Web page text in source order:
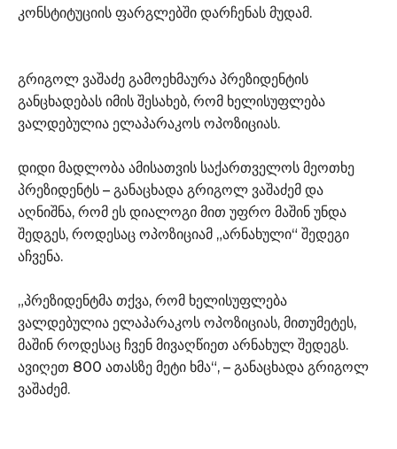
კონსტიტუციის ფარგლებში დარჩენას მუდამ.
გრიგოლ ვაშაძე გამოეხმაურა პრეზიდენტის
განცხადებას იმის შესახებ, რომ ხელისუფლება
ვალდებულია ელაპარაკოს ოპოზიციას.
დიდი მადლობა ამისათვის საქართველოს მეოთხე
პრეზიდენტს – განაცხადა გრიგოლ ვაშაძემ და
აღნიშნა, რომ ეს დიალოგი მით უფრო მაშინ უნდა
შედგეს, როდესაც ოპოზიციამ „არნახული“ შედეგი
აჩვენა.
„პრეზიდენტმა თქვა, რომ ხელისუფლება
ვალდებულია ელაპარაკოს ოპოზიციას, მითუმეტეს,
მაშინ როდესაც ჩვენ მივაღწიეთ არნახულ შედეგს.
ავიღეთ 800 ათასზე მეტი ხმა“, – განაცხადა გრიგოლ
ვაშაძემ.